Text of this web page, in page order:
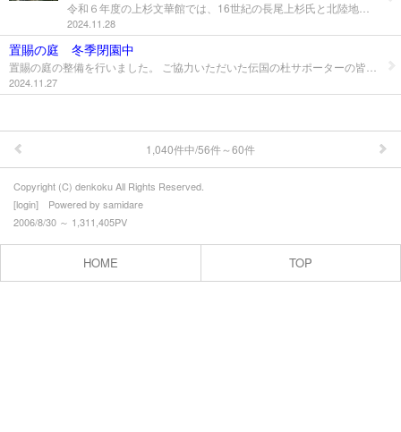
2024.11.28
置賜の庭 冬季閉園中
2024.11.27
1,040件中/56件～60件
Copyright (C) denkoku All Rights Reserved.
[login] Powered by samidare
2006/8/30 ～ 1,311,405PV
HOME TOP